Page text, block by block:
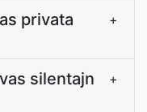
privata
+
silentajn
+